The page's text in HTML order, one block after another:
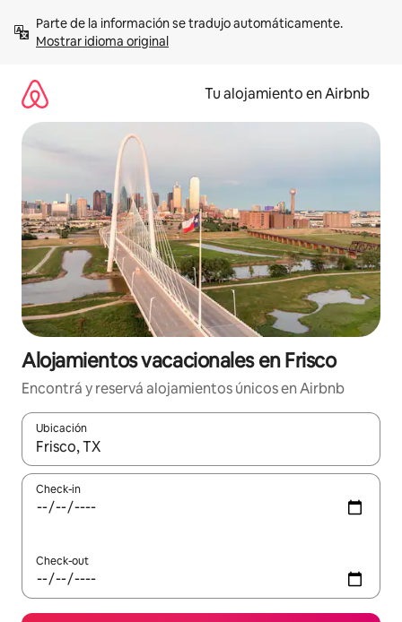
contenidoMostrar idioma original
Tu alojamiento en Airbnb
Alojamientos vacacionales en Frisco
Encontrá y reservá alojamientos únicos en Airbnb
Ubicación
Cuando los resultados estén disponibles, navegá con las
Check-in
Check-out